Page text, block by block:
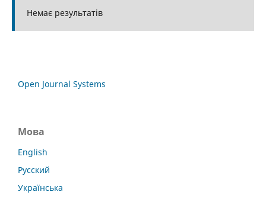
Немає результатів
Open Journal Systems
Мова
English
Русский
Українська